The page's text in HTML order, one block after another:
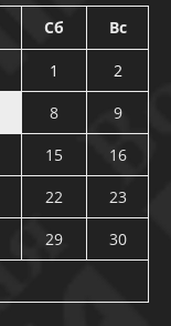
Сб Вс
1
2
8
9
15
16
22
23
29
30